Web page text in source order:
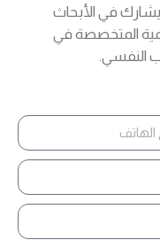
في الأبحاث
المتخصصة في
النفسي.